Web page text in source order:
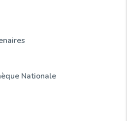
Nationale